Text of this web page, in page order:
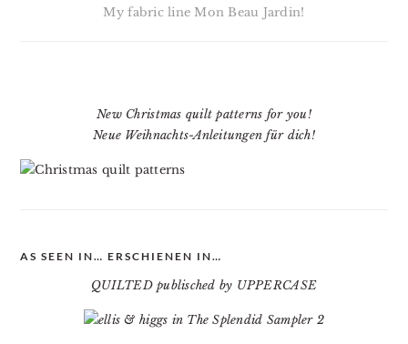
My fabric line Mon Beau Jardin!
New Christmas quilt patterns for you!
Neue Weihnachts-Anleitungen für dich!
AS SEEN IN… ERSCHIENEN IN…
QUILTED publisched by UPPERCASE